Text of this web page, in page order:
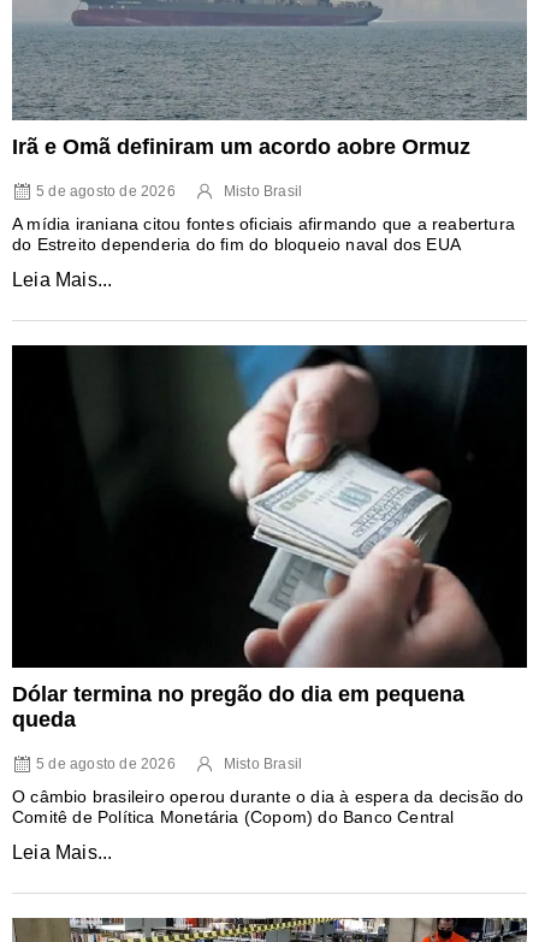
Irã e Omã definiram um acordo aobre Ormuz
5 de agosto de 2026 Misto Brasil
A mídia iraniana citou fontes oficiais afirmando que a reabertura
do Estreito dependeria do fim do bloqueio naval dos EUA
Leia Mais...
Dólar termina no pregão do dia em pequena
queda
5 de agosto de 2026 Misto Brasil
O câmbio brasileiro operou durante o dia à espera da decisão do
Comitê de Política Monetária (Copom) do Banco Central
Leia Mais...